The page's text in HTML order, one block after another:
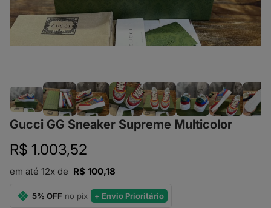
Gucci GG Sneaker Supreme Multicolor
R$ 1.003,52
em até 12x de R$ 100,18
5% OFF no pix + Envio Prioritário